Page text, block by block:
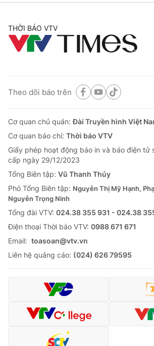
THỜI BÁO VTV
Theo dõi báo trên
Cơ quan chủ quản:Đài Truyền hình Việt
Cơ quan báo chí: Thời báo VTV
Giấy phép hoạt động báo in và báo điện tử
cấp ngày 29/12/2023
Tổng Biên tập: Vũ Thanh Thủy
Phó Tổng Biên tập: Nguyễn Thị Mỹ Hạnh,
Nguyễn Trọng Ninh
Tổng đài VTV: 024.38 355 931 - 024.38
Ðiện thoại Thời báo VTV: 0988 671 671
Email: toasoan@vtv.vn
Liên hệ quảng cáo: (024) 626 79595